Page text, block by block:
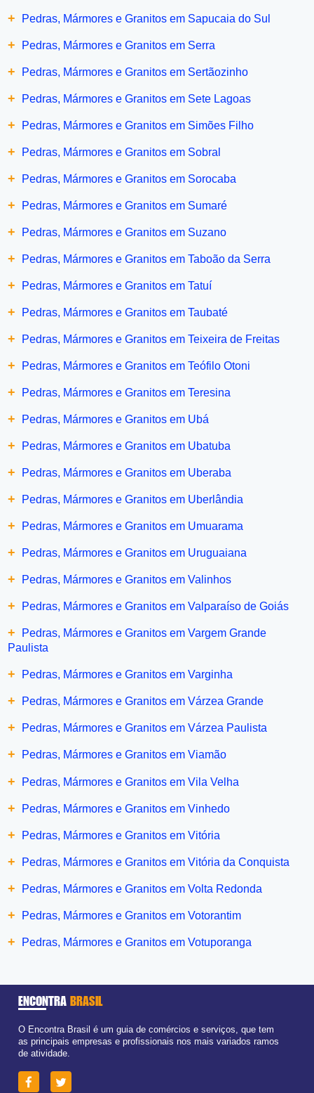
+ Pedras, Mármores e Granitos em Sapucaia do Sul
+ Pedras, Mármores e Granitos em Serra
+ Pedras, Mármores e Granitos em Sertãozinho
+ Pedras, Mármores e Granitos em Sete Lagoas
+ Pedras, Mármores e Granitos em Simões Filho
+ Pedras, Mármores e Granitos em Sobral
+ Pedras, Mármores e Granitos em Sorocaba
+ Pedras, Mármores e Granitos em Sumaré
+ Pedras, Mármores e Granitos em Suzano
+ Pedras, Mármores e Granitos em Taboão da Serra
+ Pedras, Mármores e Granitos em Tatuí
+ Pedras, Mármores e Granitos em Taubaté
+ Pedras, Mármores e Granitos em Teixeira de Freitas
+ Pedras, Mármores e Granitos em Teófilo Otoni
+ Pedras, Mármores e Granitos em Teresina
+ Pedras, Mármores e Granitos em Ubá
+ Pedras, Mármores e Granitos em Ubatuba
+ Pedras, Mármores e Granitos em Uberaba
+ Pedras, Mármores e Granitos em Uberlândia
+ Pedras, Mármores e Granitos em Umuarama
+ Pedras, Mármores e Granitos em Uruguaiana
+ Pedras, Mármores e Granitos em Valinhos
+ Pedras, Mármores e Granitos em Valparaíso de Goiás
+
Pedras, Mármores e Granitos em Vargem Grande
Paulista
+ Pedras, Mármores e Granitos em Varginha
+ Pedras, Mármores e Granitos em Várzea Grande
+ Pedras, Mármores e Granitos em Várzea Paulista
+ Pedras, Mármores e Granitos em Viamão
+ Pedras, Mármores e Granitos em Vila Velha
+ Pedras, Mármores e Granitos em Vinhedo
+ Pedras, Mármores e Granitos em Vitória
+ Pedras, Mármores e Granitos em Vitória da Conquista
+ Pedras, Mármores e Granitos em Volta Redonda
+ Pedras, Mármores e Granitos em Votorantim
+ Pedras, Mármores e Granitos em Votuporanga
ENCONTRA BRASIL
O Encontra Brasil é um guia de comércios e serviços, que tem
as principais empresas e profissionais nos mais variados ramos
de atividade.